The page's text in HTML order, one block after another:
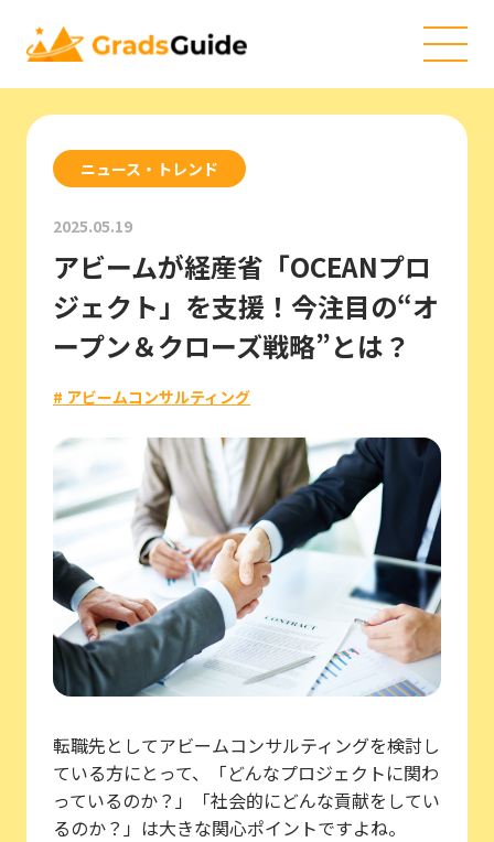
ニュース・トレンド
2025.05.19
アビームが経産省「OCEANプロ
ジェクト」を支援！今注目の“オ
ープン＆クローズ戦略”とは？
# アビームコンサルティング
転職先としてアビームコンサルティングを検討し
ている方にとって、「どんなプロジェクトに関わ
っているのか？」「社会的にどんな貢献をしてい
るのか？」は大きな関心ポイントですよね。